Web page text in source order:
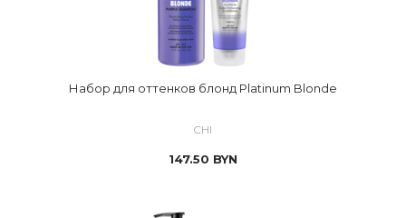
Набор для оттенков блонд Platinum Blonde
CHI
147.50 BYN